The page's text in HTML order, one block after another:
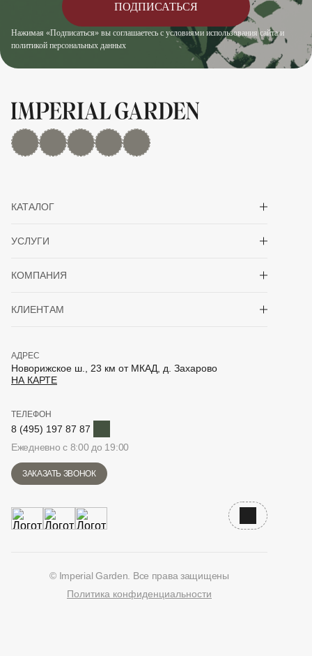
Нажимая «Подписаться» вы соглашаетесь с условиями использования сайта и
политикой персональных данных
ПОДПИСАТЬСЯ
MAX Дзен YouTuberutubeTelegram
КАТАЛОГ
УСЛУГИ
КОМПАНИЯ
КЛИЕНТАМ
АДРЕС
Новорижское ш., 23 км от МКАД, д. Захарово
НА КАРТЕ
ТЕЛЕФОН
8 (495) 197 87 87
Ежедневно с 8:00 до 19:00
ЗАКАЗАТЬ ЗВОНОК
Наверх
© Imperial Garden. Все права защищены
Политика конфиденциальности